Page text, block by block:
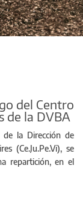
del Centro
de la DVBA
de la Dirección de
(Ce.Ju.Pe.Vi), se
repartición, en el